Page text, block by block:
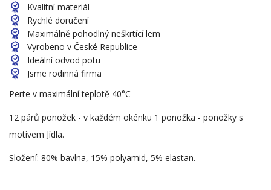
Kvalitní materiál
Rychlé doručení
Maximálně pohodlný neškrtící lem
Vyrobeno v České Republice
Ideální odvod potu
Jsme rodinná firma
Perte v maximální teplotě 40°C
12 párů ponožek - v každém okénku 1 ponožka - ponožky s
motivem Jídla.
Složení: 80% bavlna, 15% polyamid, 5% elastan.